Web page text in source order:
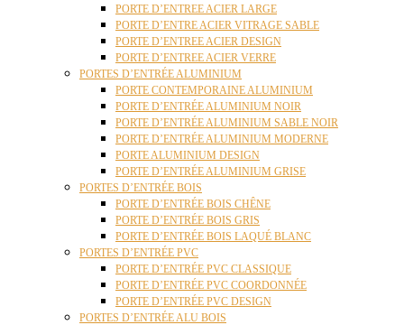
PORTE D’ENTREE ACIER LARGE
PORTE D’ENTRE ACIER VITRAGE SABLE
PORTE D’ENTREE ACIER DESIGN
PORTE D’ENTREE ACIER VERRE
PORTES D’ENTRÉE ALUMINIUM
PORTE CONTEMPORAINE ALUMINIUM
PORTE D’ENTRÉE ALUMINIUM NOIR
PORTE D’ENTRÉE ALUMINIUM SABLE NOIR
PORTE D’ENTRÉE ALUMINIUM MODERNE
PORTE ALUMINIUM DESIGN
PORTE D’ENTRÉE ALUMINIUM GRISE
PORTES D’ENTRÉE BOIS
PORTE D’ENTRÉE BOIS CHÊNE
PORTE D’ENTRÉE BOIS GRIS
PORTE D’ENTRÉE BOIS LAQUÉ BLANC
PORTES D’ENTRÉE PVC
PORTE D’ENTRÉE PVC CLASSIQUE
PORTE D’ENTRÉE PVC COORDONNÉE
PORTE D’ENTRÉE PVC DESIGN
PORTES D’ENTRÉE ALU BOIS